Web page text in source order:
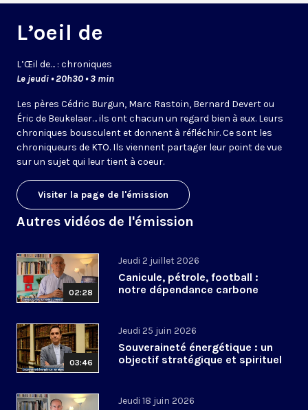
L’oeil de
L’Œil de… : chroniques
Le jeudi • 20h30 • 3 min
Les pères Cédric Burgun, Marc Rastoin, Bernard Devert ou
Éric de Beukelaer… ils ont chacun un regard bien à eux. Leurs
chroniques bousculent et donnent à réfléchir. Ce sont les
chroniqueurs de KTO. Ils viennent partager leur point de vue
sur un sujet qui leur tient à coeur.
Visiter la page de l'émission
Autres vidéos de l'émission
02:28
Jeudi 2 juillet 2026
Canicule, pétrole, football :
notre dépendance carbone
03:46
Jeudi 25 juin 2026
Souveraineté énergétique : un
objectif stratégique et spirituel
Jeudi 18 juin 2026